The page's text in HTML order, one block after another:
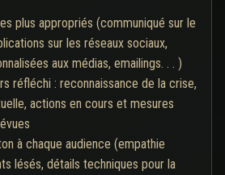
plus appropriés (communiqué sur le
sur les réseaux sociaux,
aux médias, emailings. . . )
réfléchi : reconnaissance de la crise,
actions en cours et mesures
à chaque audience (empathie
lésés, détails techniques pour la